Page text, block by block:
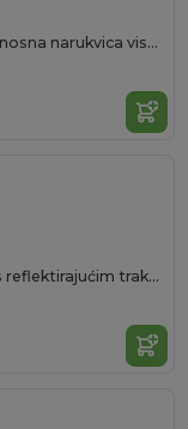
Yoko reflektirajuća sigurnosna narukvica visoke vidljivosti
Prsluk visoke vidljivosti s reflektirajućim trakama i čičak trakom